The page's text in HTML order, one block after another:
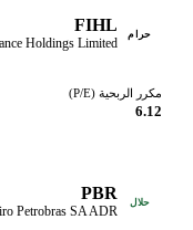
حرام FIHL
مكرر الربحية (P/E)
6.12
حلال PBR